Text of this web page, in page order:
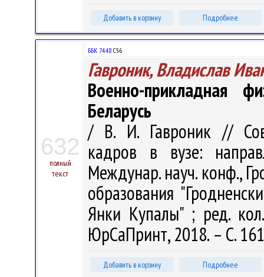
Добавить в корзину Подробнее
632
полный
текст
ББК 74.48 С56
Гавроник, Владислав
Военно-прикладная
Беларусь
/ В. И. Гавроник //
кадров в вузе:
Междунар. науч. конф.,
образования
Янки Купалы" ; ред.
ЮрСаПринт, 2018. – С.
Добавить в корзину Подробнее